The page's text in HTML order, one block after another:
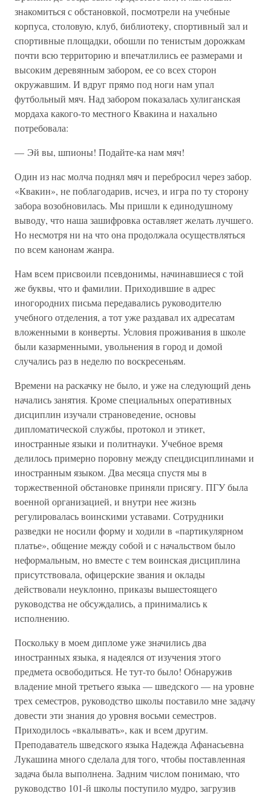
знакомиться с обстановкой, посмотрели на учебные
корпуса, столовую, клуб, библиотеку, спортивный зал и
спортивные площадки, обошли по тенистым дорожкам
почти всю территорию и впечатлились ее размерами и
высоким деревянным забором, ее со всех сторон
окружавшим. И вдруг прямо под ноги нам упал
футбольный мяч. Над забором показалась хулиганская
мордаха какого-то местного Квакина и нахально
потребовала:
— Эй вы, шпионы! Подайте-ка нам мяч!
Один из нас молча поднял мяч и перебросил через забор.
«Квакин», не поблагодарив, исчез, и игра по ту сторону
забора возобновилась. Мы пришли к единодушному
выводу, что наша зашифровка оставляет желать лучшего.
Но несмотря ни на что она продолжала осуществляться
по всем канонам жанра.
Нам всем присвоили псевдонимы, начинавшиеся с той
же буквы, что и фамилии. Приходившие в адрес
иногородних письма передавались руководителю
учебного отделения, а тот уже раздавал их адресатам
вложенными в конверты. Условия проживания в школе
были казарменными, увольнения в город и домой
случались раз в неделю по воскресеньям.
Времени на раскачку не было, и уже на следующий день
начались занятия. Кроме специальных оперативных
дисциплин изучали страноведение, основы
дипломатической службы, протокол и этикет,
иностранные языки и политнауки. Учебное время
делилось примерно поровну между спецдисциплинами и
иностранным языком. Два месяца спустя мы в
торжественной обстановке приняли присягу. ПГУ была
военной организацией, и внутри нее жизнь
регулировалась воинскими уставами. Сотрудники
разведки не носили форму и ходили в «партикулярном
платье», общение между собой и с начальством было
неформальным, но вместе с тем воинская дисциплина
присутствовала, офицерские звания и оклады
действовали неуклонно, приказы вышестоящего
руководства не обсуждались, а принимались к
исполнению.
Поскольку в моем дипломе уже значились два
иностранных языка, я надеялся от изучения этого
предмета освободиться. Не тут-то было! Обнаружив
владение мной третьего языка — шведского — на уровне
трех семестров, руководство школы поставило мне задачу
довести эти знания до уровня восьми семестров.
Приходилось «вкалывать», как и всем другим.
Преподаватель шведского языка Надежда Афанасьевна
Лукашина много сделала для того, чтобы поставленная
задача была выполнена. Задним числом понимаю, что
руководство 101-й школы поступило мудро, загрузив